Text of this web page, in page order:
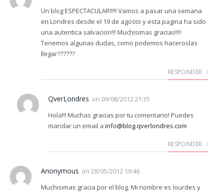
Un blog ESPECTACULAR!!!!! Vamos a pasar una semana
en Londres desde el 19 de agosto y esta pagina ha sido
una autentica salvacion!!! Muchisimas gracias!!!!
Tenemos algunas dudas, como podemos haceroslas
llegar??????
RESPONDER
QverLondres on 09/08/2012 21:35
Hola!!! Muchas gracias por tu comentario! Puedes
mandar un email a info@blog.qverlondres.com
RESPONDER
Anonymous on 28/05/2012 19:46
Muchisimas gracia por el blog. Mi nombre es lourdes y